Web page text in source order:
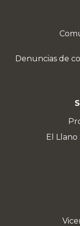
Denuncias de
El Llano